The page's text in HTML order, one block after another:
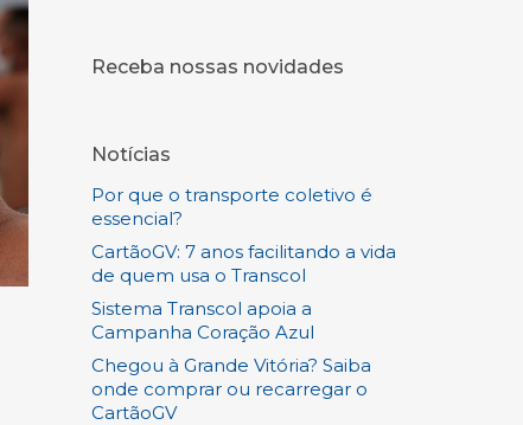
Receba nossas novidades
Notícias
Por que o transporte coletivo é
essencial?
CartãoGV: 7 anos facilitando a vida
de quem usa o Transcol
Sistema Transcol apoia a
Campanha Coração Azul
Chegou à Grande Vitória? Saiba
onde comprar ou recarregar o
CartãoGV